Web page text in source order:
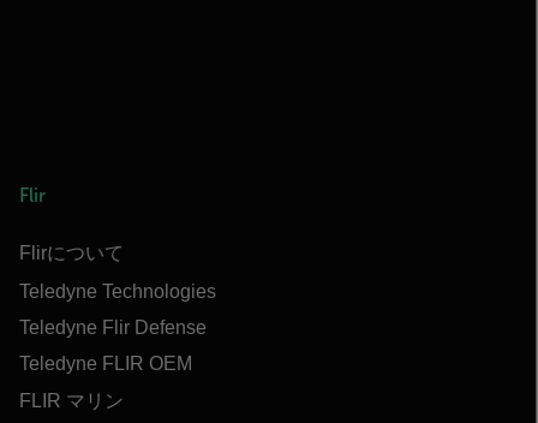
Flir
Flirについて
Teledyne Technologies
Teledyne Flir Defense
Teledyne FLIR OEM
FLIR マリン